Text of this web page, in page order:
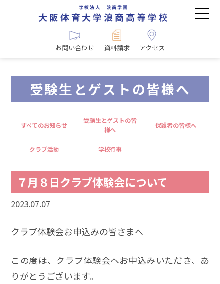
お問い合わせ 資料請求 アクセス
受験生とゲストの皆様へ
すべてのお知らせ
受験生とゲストの皆
様へ
保護者の皆様へ
クラブ活動 学校行事
７月８日クラブ体験会について
2023.07.07
クラブ体験会お申込みの皆さまへ
この度は、クラブ体験会へお申込みいただき、あ
りがとうございます。